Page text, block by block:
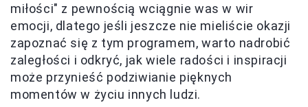
miłości" z pewnością wciągnie was w wir
emocji, dlatego jeśli jeszcze nie mieliście okazji
zapoznać się z tym programem, warto nadrobić
zaległości i odkryć, jak wiele radości i inspiracji
może przynieść podziwianie pięknych
momentów w życiu innych ludzi.